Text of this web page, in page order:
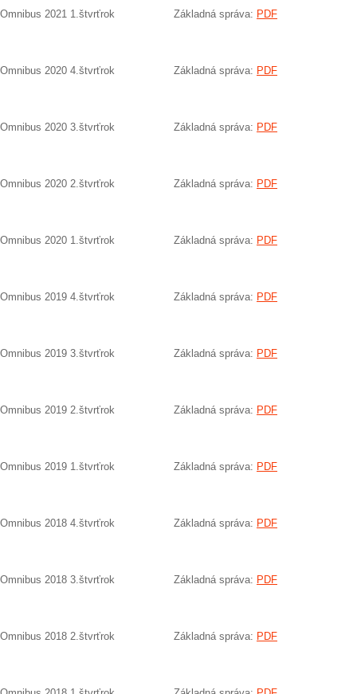
Omnibus 2021 1.štvrťrok Základná správa: PDF
Omnibus 2020 4.štvrťrok Základná správa: PDF
Omnibus 2020 3.štvrťrok Základná správa: PDF
Omnibus 2020 2.štvrťrok Základná správa: PDF
Omnibus 2020 1.štvrťrok Základná správa: PDF
Omnibus 2019 4.štvrťrok Základná správa: PDF
Omnibus 2019 3.štvrťrok Základná správa: PDF
Omnibus 2019 2.štvrťrok Základná správa: PDF
Omnibus 2019 1.štvrťrok Základná správa: PDF
Omnibus 2018 4.štvrťrok Základná správa: PDF
Omnibus 2018 3.štvrťrok Základná správa: PDF
Omnibus 2018 2.štvrťrok Základná správa: PDF